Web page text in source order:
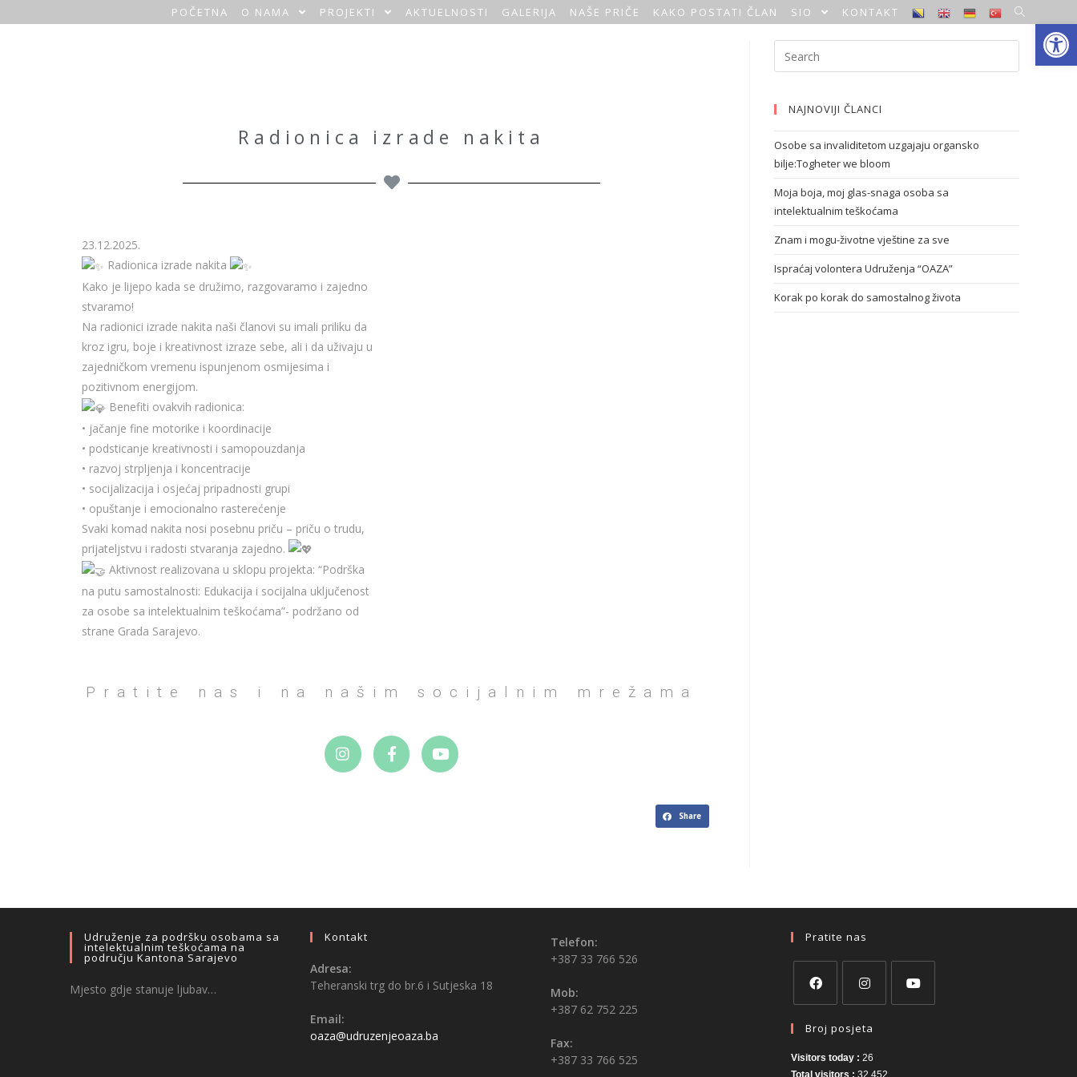
Open toolbar
O
POČETNA O NAMA PROJEKTI AKTUELNOSTI GALERIJA NAŠE PRIČE KAKO POSTATI ČLAN SIO KONTAKT
Radionica izrade nakita
23.12.2025.
Radionica izrade nakita
Kako je lijepo kada se družimo, razgovaramo i zajedno
stvaramo!
Na radionici izrade nakita naši članovi su imali priliku da
kroz igru, boje i kreativnost izraze sebe, ali i da uživaju u
zajedničkom vremenu ispunjenom osmijesima i
pozitivnom energijom.
Benefiti ovakvih radionica:
• jačanje fine motorike i koordinacije
• podsticanje kreativnosti i samopouzdanja
• razvoj strpljenja i koncentracije
• socijalizacija i osjećaj pripadnosti grupi
• opuštanje i emocionalno rasterećenje
Svaki komad nakita nosi posebnu priču – priču o trudu,
prijateljstvu i radosti stvaranja zajedno.
Aktivnost realizovana u sklopu projekta: “Podrška
na putu samostalnosti: Edukacija i socijalna uključenost
za osobe sa intelektualnim teškoćama”- podržano od
strane Grada Sarajevo.
Pratite nas i na našim socijalnim mrežama
Share
NAJNOVIJI ČLANCI
Osobe sa invaliditetom uzgajaju organsko
bilje:Togheter we bloom
Moja boja, moj glas-snaga osoba sa
intelektualnim teškoćama
Znam i mogu-životne vještine za sve
Ispraćaj volontera Udruženja “OAZA”
Korak po korak do samostalnog života
Udruženje za podršku osobama sa
intelektualnim teškoćama na
području Kantona Sarajevo
Mjesto gdje stanuje ljubav…
Kontakt
Adresa:
Teheranski trg do br.6 i Sutjeska 18
Email:
oaza@udruzenjeoaza.ba
Telefon:
+387 33 766 526
Mob:
+387 62 752 225
Fax:
+387 33 766 525
Pratite nas
Broj posjeta
Visitors today : 26
Total visitors : 32,452